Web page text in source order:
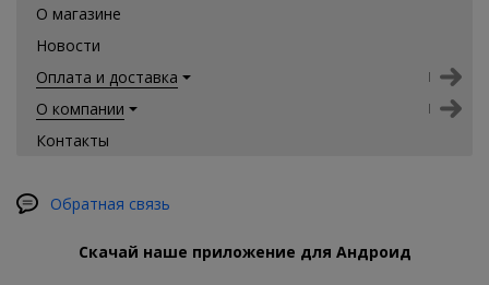
О магазине
Новости
Оплата и доставка
О компании
Контакты
Обратная связь
Скачай наше приложение для Андроид